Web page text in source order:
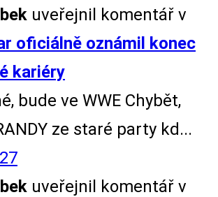
uveřejnil komentář v
oficiálně oznámil konec
kariéry
bude ve WWE Chybět,
ze staré party kd...
uveřejnil komentář v